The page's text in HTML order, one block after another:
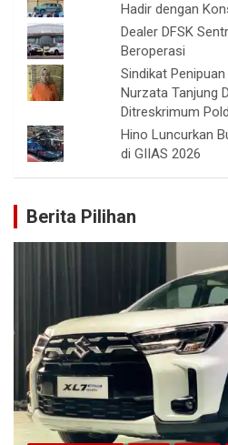
Hadir dengan
Dealer DFSK
Beroperasi
Sindikat
Nurzata Tanjung
Ditreskrimum
Hino Luncurkan
di GIIAS 2026
Berita Pilihan